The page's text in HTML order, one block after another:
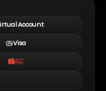
Account
Visa